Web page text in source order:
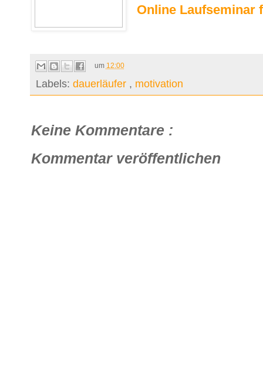
Online Laufseminar
um 12:00
Labels: dauerläufer , motivation
Keine Kommentare :
Kommentar veröffentlichen